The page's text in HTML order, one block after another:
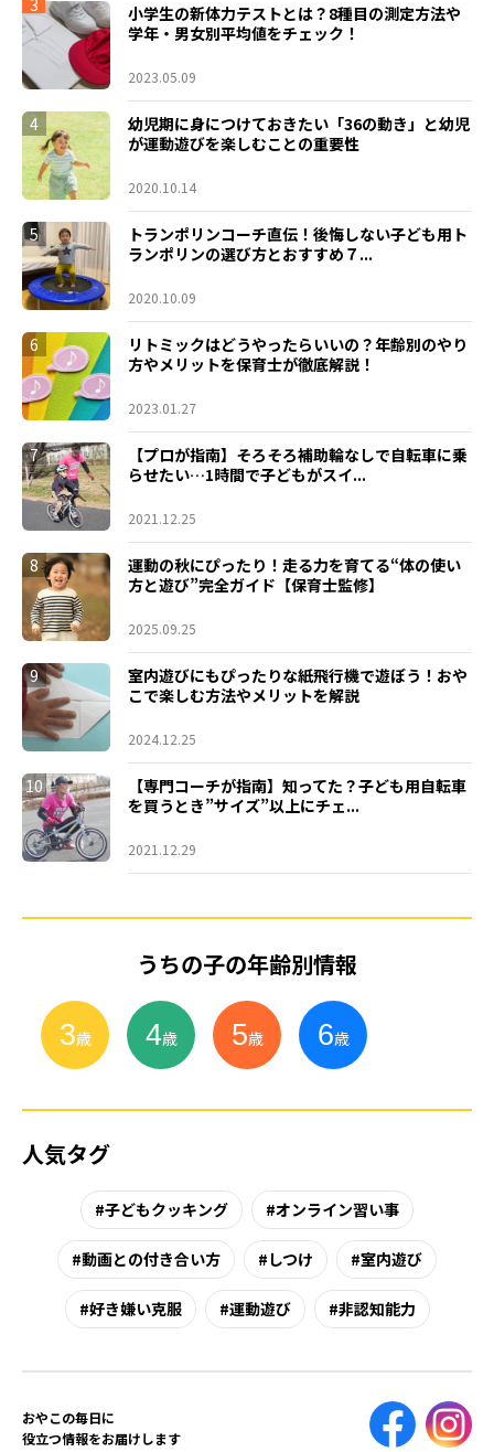
3
小学生の新体力テストとは？8種目の測定方法や
学年・男女別平均値をチェック！
2023.05.09
4
幼児期に身につけておきたい「36の動き」と幼児
が運動遊びを楽しむことの重要性
2020.10.14
5
トランポリンコーチ直伝！後悔しない子ども用ト
ランポリンの選び方とおすすめ７...
2020.10.09
6
リトミックはどうやったらいいの？年齢別のやり
方やメリットを保育士が徹底解説！
2023.01.27
7
【プロが指南】そろそろ補助輪なしで自転車に乗
らせたい…1時間で子どもがスイ...
2021.12.25
8
運動の秋にぴったり！走る力を育てる“体の使い
方と遊び”完全ガイド【保育士監修】
2025.09.25
9
室内遊びにもぴったりな紙飛行機で遊ぼう！おや
こで楽しむ方法やメリットを解説
2024.12.25
10
【専門コーチが指南】知ってた？子ども用自転車
を買うとき”サイズ”以上にチェ...
2021.12.29
うちの子の年齢別情報
3歳 4歳 5歳 6歳
人気タグ
子どもクッキング オンライン習い事
動画との付き合い方 しつけ 室内遊び
好き嫌い克服 運動遊び 非認知能力
おやこの毎日に
役立つ情報をお届けします